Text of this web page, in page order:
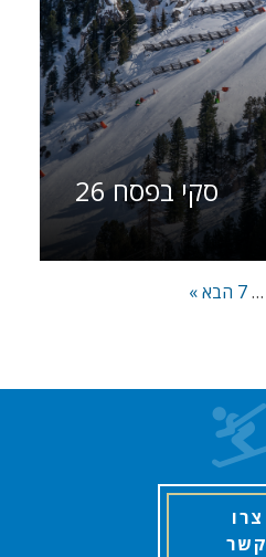
סקי בפסח 26
…
7 הבא »
צרו
קשר